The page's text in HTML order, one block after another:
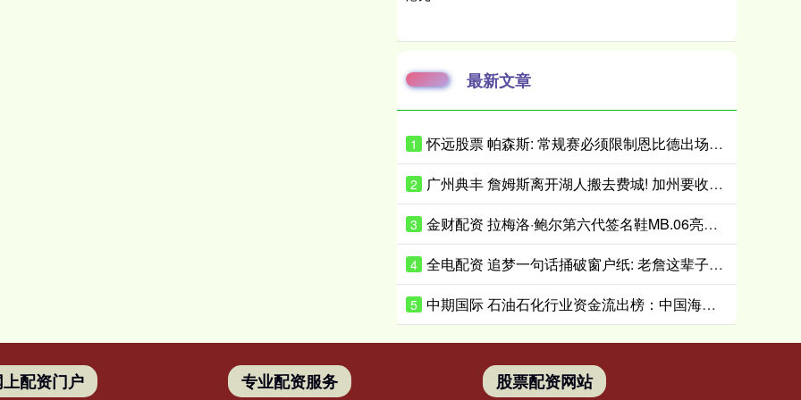
最新文章
1 怀远股票 帕森斯: 常规赛必须限制恩比德出场时间 打40场&每场25分钟就行了
2 广州典丰 詹姆斯离开湖人搬去费城! 加州要收亿万富翁税, 搬走也白搭?
3 金财配资 拉梅洛·鲍尔第六代签名鞋MB.06亮相 首发配色将于近日小面积发售
4 全电配资 追梦一句话捅破窗户纸: 老詹这辈子都不会穿勇士球衣
5 中期国际 石油石化行业资金流出榜：中国海油等5股净流出资金超5000万元
配资门户 专业配资服务 股票配资网站